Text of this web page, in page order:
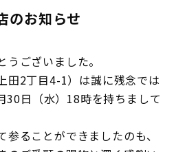
お知らせ
ございました。
田2丁目4-1）は誠に残念では
30日（水）18時を持ちまして
ることができましたのも、